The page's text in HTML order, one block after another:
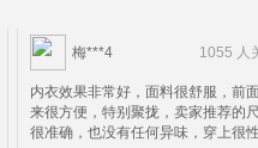
梅***4 1055 人
内衣效果非常好，面料很舒服，前
来很方便，特别聚拢，卖家推荐的
很准确，也没有任何异味，穿上很